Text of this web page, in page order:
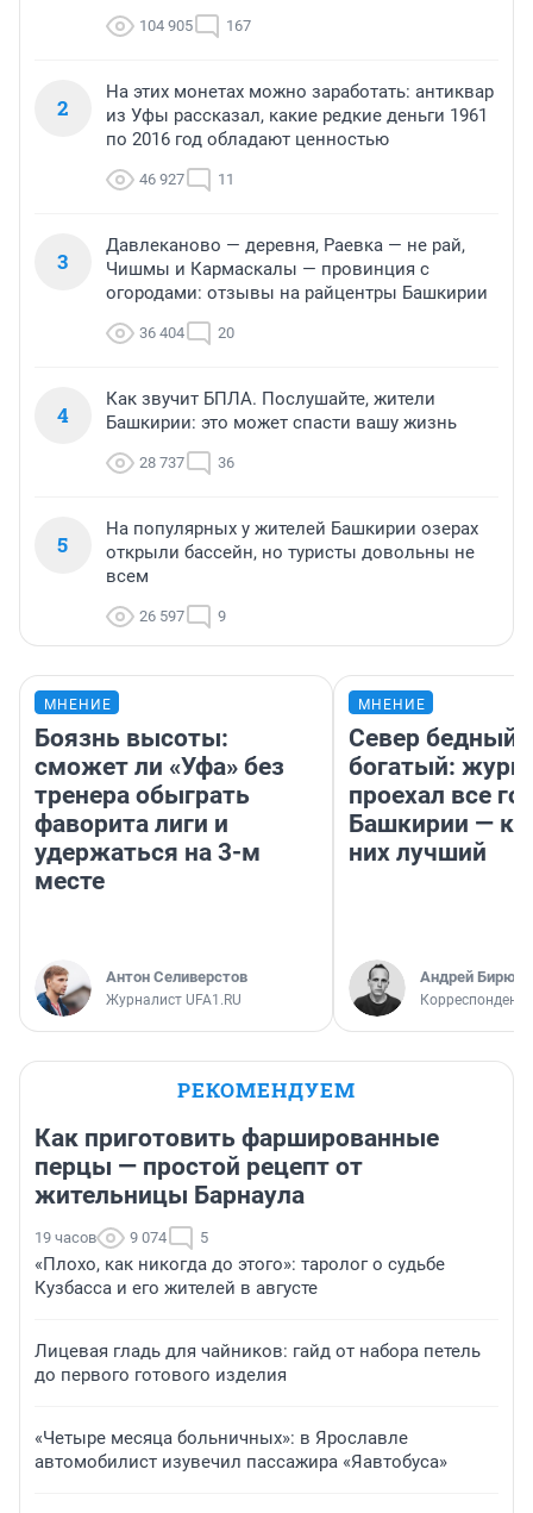
104 905 167
2
На этих монетах можно заработать: антиквар
из Уфы рассказал, какие редкие деньги 1961
по 2016 год обладают ценностью
46 927 11
3
Давлеканово — деревня, Раевка — не рай,
Чишмы и Кармаскалы — провинция с
огородами: отзывы на райцентры Башкирии
36 404 20
4
Как звучит БПЛА. Послушайте, жители
Башкирии: это может спасти вашу жизнь
28 737 36
5
На популярных у жителей Башкирии озерах
открыли бассейн, но туристы довольны не
всем
26 597 9
МНЕНИЕ
Боязнь высоты:
сможет ли «Уфа» без
тренера обыграть
фаворита лиги и
удержаться на 3-м
месте
Антон Селиверстов
Журналист UFA1.RU
МНЕНИЕ
Север бедный,
богатый:
проехал все
Башкирии —
них лучший
Андрей
Корреспондент
РЕКОМЕНДУЕМ
Как приготовить фаршированные
перцы — простой рецепт от
жительницы Барнаула
19 часов 9 074 5
«Плохо, как никогда до этого»: таролог о судьбе
Кузбасса и его жителей в августе
Лицевая гладь для чайников: гайд от набора петель
до первого готового изделия
«Четыре месяца больничных»: в Ярославле
автомобилист изувечил пассажира «Яавтобуса»